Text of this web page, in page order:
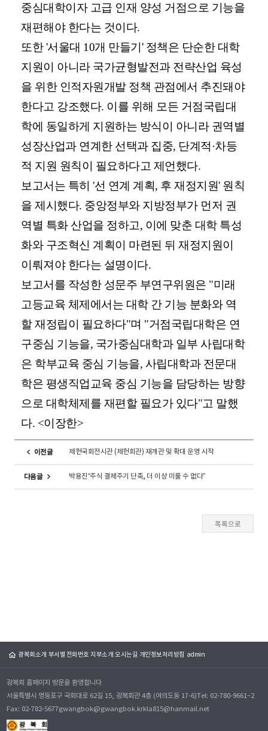
중심대학이자 고급 인재 양성 거점으로 기능을
재편해야 한다는 것이다.
또한 '서울대 10개 만들기' 정책은 단순한 대학
지원이 아니라 국가균형발전과 전략산업 육성
을 위한 인적자원개발 정책 관점에서 추진돼야
한다고 강조했다. 이를 위해 모든 거점국립대
학에 동일하게 지원하는 방식이 아니라 권역별
성장산업과 연계한 선택과 집중, 단계적·차등
적 지원 원칙이 필요하다고 제언했다.
보고서는 특히 '선 연계 계획, 후 재정지원' 원칙
을 제시했다. 중앙정부와 지방정부가 먼저 권
역별 특화 산업을 정하고, 이에 맞춘 대학 특성
화와 구조혁신 계획이 마련된 뒤 재정지원이
이뤄져야 한다는 설명이다.
보고서를 작성한 성문주 부연구위원은 "미래
고등교육 체제에서는 대학 간 기능 분화와 역
할 재정립이 필요하다"며 "거점국립대학은 연
구중심 기능을, 국가중심대학과 일부 사립대학
은 학부교육 중심 기능을, 사립대학과 전문대
학은 평생직업교육 중심 기능을 담당하는 방향
으로 대학체제를 재편할 필요가 있다"고 말했
다. <이장한>
이전글 제헌국회전시관 (제헌회관) 재개관 및 확대 운영 시작
다음글 박용진“주식 결제주기 단축, 더 이상 미룰 수 없다”
광복회소개 부서별 전화번호 지부소개 오시는길 개인정보처리방침 admin
광복회 홈페이지 방문을 환영합니다
서울특별시 영등포구 국회대로 62길 15, 광복회관 4층 (여의도동 17-6)Tel: 02-780-9661~2
Fax: 02-782-5677gwangbok@gwangbok.krkla815@hanmail.net